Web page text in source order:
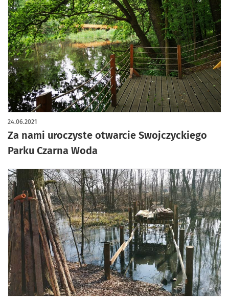
Za nami uroczyste otwarcie Swojczyckiego
Parku Czarna Woda
24.06.2021